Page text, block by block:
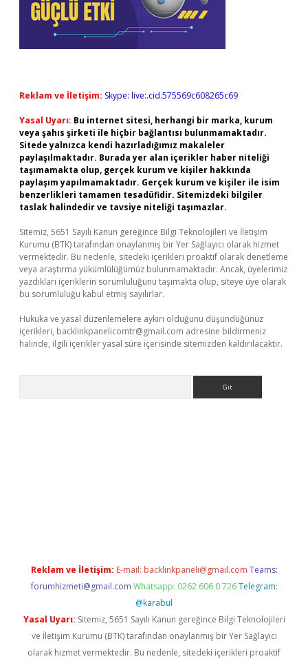
Reklam ve İletişim: Skype: live:.cid.575569c608265c69
Yasal Uyarı: Bu internet sitesi, herhangi bir marka, kurum
veya şahıs şirketi ile hiçbir bağlantısı bulunmamaktadır.
Sitede yalnızca kendi hazırladığımız makaleler
paylaşılmaktadır. Burada yer alan içerikler haber niteliği
taşımamakta olup, gerçek kurum ve kişiler hakkında
paylaşım yapılmamaktadır. Gerçek kurum ve kişiler ile isim
benzerlikleri tamamen tesadüfidir. Sitemizdeki bilgiler
taslak halindedir ve tavsiye niteliği taşımazlar.
Sitemiz, 5651 Sayılı Kanun gereğince Bilgi Teknolojileri ve İletişim
Kurumu (BTK) tarafından onaylanmış bir Yer Sağlayıcı olarak hizmet
vermektedir. Bu nedenle, sitedeki içerikleri proaktif olarak denetleme
veya araştırma yükümlülüğümüz bulunmamaktadır. Ancak, üyelerimiz
yazdıkları içeriklerin sorumluluğunu taşımakta olup, siteye üye olarak
bu sorumluluğu kabul etmiş sayılırlar.
Hukuka ve yasal düzenlemelere aykırı olduğunu düşündüğünüz
içerikleri, backlinkpanelicomtr@gmail.com adresine bildirmeniz
halinde, ilgili içerikler yasal süre içerisinde sitemizden kaldırılacaktır.
Reklam ve İletişim: E-mail: backlinkpaneli@gmail.com Teams:
forumhizmeti@gmail.com Whatsapp: 0262 606 0 726 Telegram:
@karabul
Yasal Uyarı: Sitemiz, 5651 Sayılı Kanun gereğince Bilgi Teknolojileri
ve İletişim Kurumu (BTK) tarafından onaylanmış bir Yer Sağlayıcı
olarak hizmet vermektedir. Bu nedenle, sitedeki içerikleri proaktif